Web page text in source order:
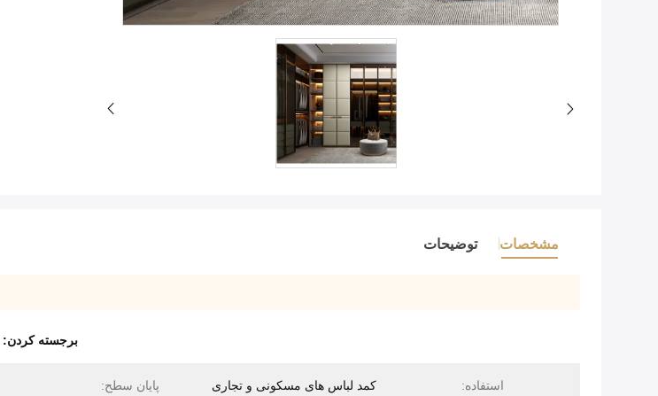
مشخصات توضیحات
برجسته کردن:
استفاده: کمد لباس های مسکونی و تجاری پایان سطح: